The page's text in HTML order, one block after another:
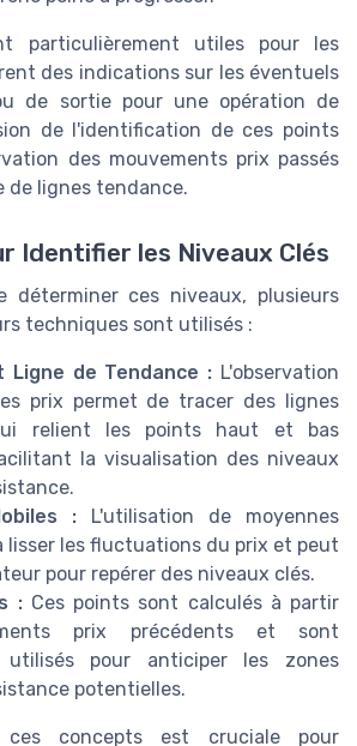
particulièrement utiles pour les
des indications sur les éventuels
de sortie pour une opération de
de l'identification de ces points
des mouvements prix passés
de lignes tendance.
Identifier les Niveaux Clés
déterminer ces niveaux, plusieurs
techniques sont utilisés :
Ligne de Tendance : L'observation
prix permet de tracer des lignes
relient les points haut et bas
la visualisation des niveaux
: L'utilisation de moyennes
lisser les fluctuations du prix et peut
pour repérer des niveaux clés.
:Ces points sont calculés à partir
prix précédents et sont
utilisés pour anticiper les zones
potentielles.
ces concepts est cruciale pour